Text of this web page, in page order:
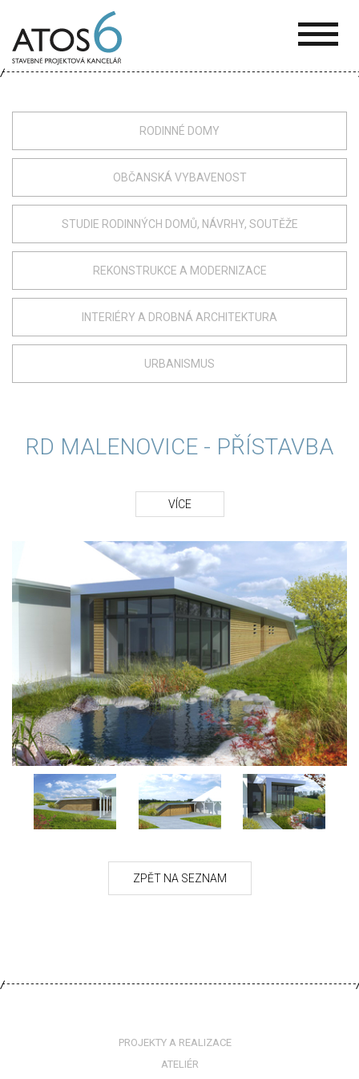
6
RODINNÉ DOMY
OBČANSKÁ VYBAVENOST
STUDIE RODINNÝCH DOMŮ, NÁVRHY, SOUTĚŽE
REKONSTRUKCE A MODERNIZACE
INTERIÉRY A DROBNÁ ARCHITEKTURA
URBANISMUS
RD MALENOVICE - PŘÍSTAVBA
VÍCE
PROJEKTY A REALIZACE
ATELIÉR